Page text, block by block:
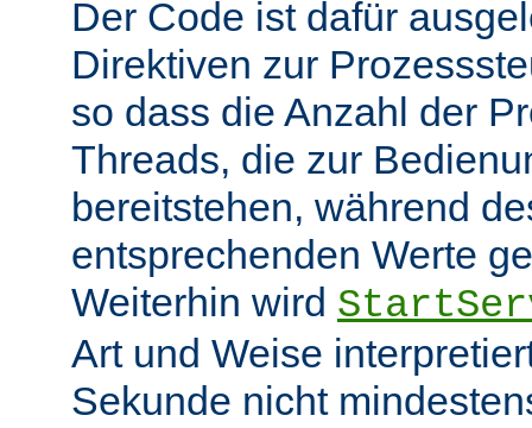
Der Code ist dafür
Direktiven zur
so dass die Anzahl der
Threads, die zur
bereitstehen, während
entsprechenden Werte
Weiterhin wird
Art und Weise
Sekunde nicht